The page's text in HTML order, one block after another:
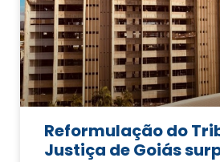
Reformulação do
Justiça de Goiás